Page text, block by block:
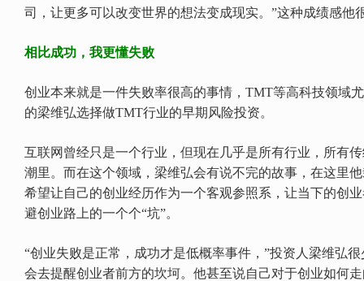
司，让更多可以改变世界的想法变成现实。”这种成绩感他
相比成功，我更懂失败
创业本来就是一件失败率很高的事情，TMT等高科技领域
的梁维弘选择做TMT行业的早期风险投资。
互联网曾经只是一个行业，但现在几乎是所有行业，所有
潮里。而在这个领域，梁维弘会有说不完的故事，在这里
希望让自己的创业经历作为一个客观参照系，让当下的创
避创业路上的一个个“坑”。
“创业失败是正常，成功才是低概率事件，”投资人梁维弘
会去提醒创业者前方的坎坷。他甚至说自己对于创业如何